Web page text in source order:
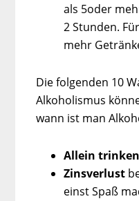
als 5oder
2 Stunden.
mehr
Die folgenden 10
Alkoholismus
wann ist man
Allein trinken
Zinsverlust
einst Spaß